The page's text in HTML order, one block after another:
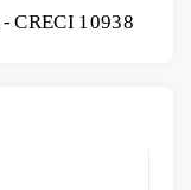
CRECI 10938